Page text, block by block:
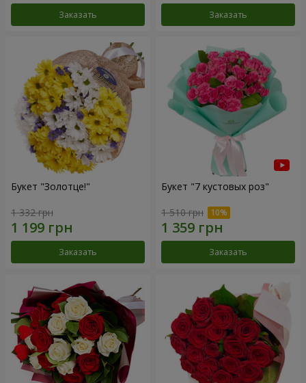
Заказать Заказать
Букет "Золотце!"
1 332 грн
Заказать
Букет "7 кустовых роз"
1 510 грн
Заказать